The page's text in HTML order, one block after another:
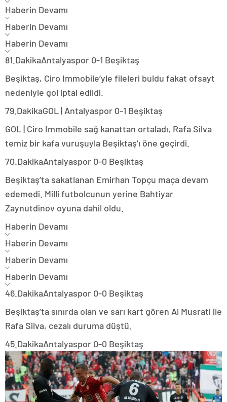
Haberin Devamı
Haberin Devamı
Haberin Devamı
81.DakikaAntalyaspor 0-1 Beşiktaş
Beşiktaş, Ciro Immobile’yle fileleri buldu fakat ofsayt
nedeniyle gol iptal edildi.
79.DakikaGOL | Antalyaspor 0-1 Beşiktaş
GOL | Ciro Immobile sağ kanattan ortaladı, Rafa Silva
temiz bir kafa vuruşuyla Beşiktaş’ı öne geçirdi.
70.DakikaAntalyaspor 0-0 Beşiktaş
Beşiktaş’ta sakatlanan Emirhan Topçu maça devam
edemedi. Milli futbolcunun yerine Bahtiyar
Zaynutdinov oyuna dahil oldu.
Haberin Devamı
Haberin Devamı
Haberin Devamı
Haberin Devamı
46.DakikaAntalyaspor 0-0 Beşiktaş
Beşiktaş’ta sınırda olan ve sarı kart gören Al Musrati ile
Rafa Silva, cezalı duruma düştü.
45.DakikaAntalyaspor 0-0 Beşiktaş